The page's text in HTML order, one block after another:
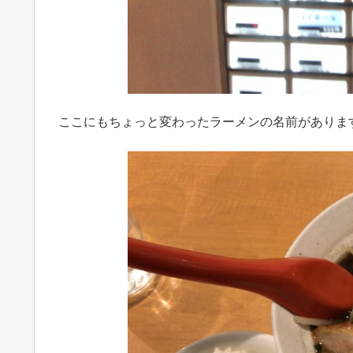
ここにもちょっと変わったラーメンの名前がありま